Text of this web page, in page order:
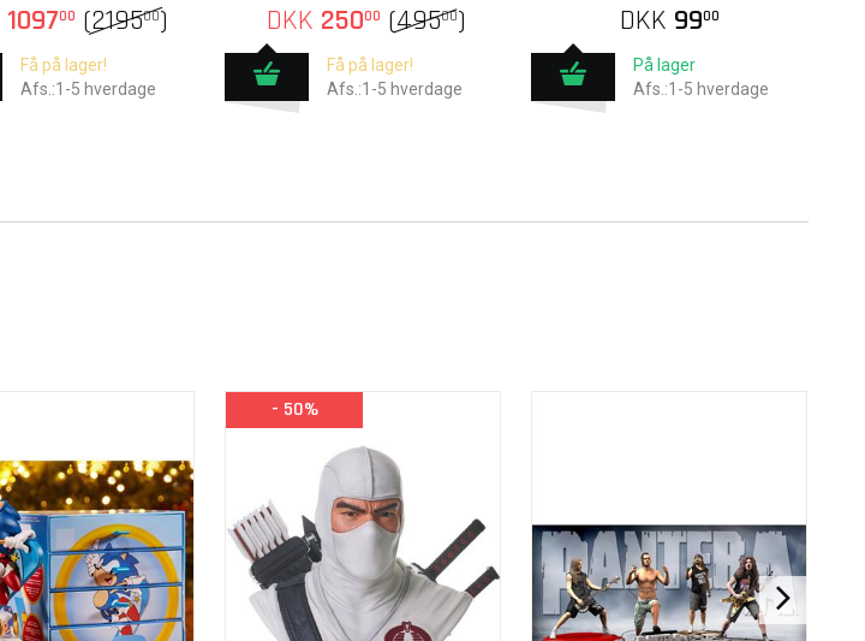
109700 (219500)
Få på lager!
Afs.:1-5 hverdage
DKK 25000 (49500)
Få på lager!
Afs.:1-5 hverdage
DKK 9900
På lager
Afs.:1-5 hverdage
- 50%